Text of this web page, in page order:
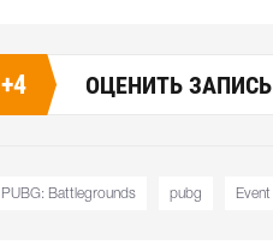
+4 ОЦЕНИТЬ ЗАПИСЬ
PUBG: Battlegrounds pubg Event